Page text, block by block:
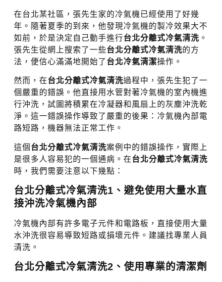
在台北某社區，張先生家的冷氣機已經使用了好幾
年。隨著夏季的到來，他發現冷氣機的製冷效果大不
如前，於是決定自己動手進行台北分離式冷氣清洗 。
張先生從網上搜索了一些台北分離式冷氣清洗的方
法，便信心滿滿地開始了 台北冷氣清潔操作。
然而，在台北分離式冷氣清洗過程中，張先生犯了一
個嚴重的錯誤。他直接用水管對著冷氣機的室內機進
行沖洗，試圖將積累在冷凝器和風扇上的灰塵沖洗乾
淨。這一錯誤操作導致了嚴重的後果：冷氣機內部電
路短路，機器無法正常工作。
這個 台北分離式冷氣清洗案例中的錯誤操作，實際上
是很多人容易犯的一個通病。在台北分離式冷氣清洗
時，我們需要注意以下幾點：
台北分離式冷氣清洗1、避免使用大量水直
接沖洗冷氣機內部
冷氣機內部有許多電子元件和電路板，直接使用大量
水沖洗很容易導致短路或損壞元件。建議找專業人員
清洗。
台北分離式冷氣清洗2、使用專業的清潔劑